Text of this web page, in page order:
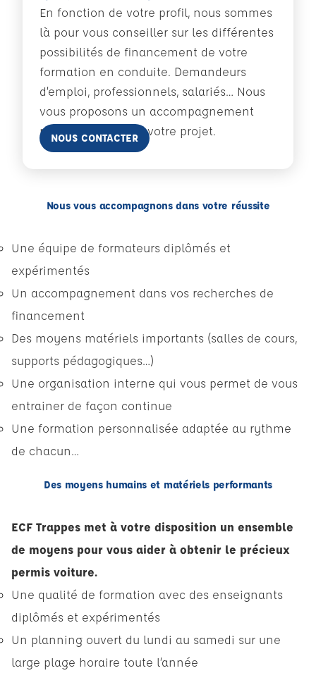
En fonction de votre profil, nous sommes
là pour vous conseiller sur les différentes
possibilités de financement de votre
formation en conduite. Demandeurs
d’emploi, professionnels, salariés… Nous
vous proposons un accompagnement
personnalisé dans votre projet.
En savoir plus
NOUS CONTACTER
Nous vous accompagnons dans votre réussite
Une équipe de formateurs diplômés et
expérimentés
Un accompagnement dans vos recherches de
financement
Des moyens matériels importants (salles de cours,
supports pédagogiques…)
Une organisation interne qui vous permet de vous
entrainer de façon continue
Une formation personnalisée adaptée au rythme
de chacun…
Des moyens humains et matériels performants
ECF Trappes met à votre disposition un ensemble
de moyens pour vous aider à obtenir le précieux
permis voiture.
Une qualité de formation avec des enseignants
diplômés et expérimentés
Un planning ouvert du lundi au samedi sur une
large plage horaire toute l’année